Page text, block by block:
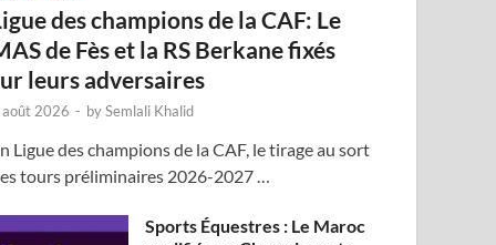
des champions de la CAF: Le
de Fès et la RS Berkane fixés
leurs adversaires
2026 - bySemlali Khalid
Ligue des champions de la CAF, le tirage au sort
tours préliminaires 2026-2027 …
Sports Équestres : Le Maroc